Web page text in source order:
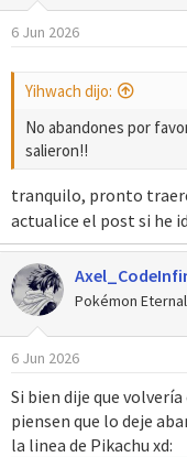
o
n
:
6 Jun 2026
Yihwach dijo:
No abandones por
salieron!!
tranquilo, pronto
actualice el post si he
Pokémon
6 Jun 2026
Si bien dije que
piensen que lo deje
la linea de Pikachu xd: